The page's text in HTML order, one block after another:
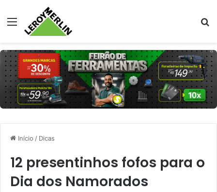
Menu
Início / Dicas
12 presentinhos fofos para o
Dia dos Namorados